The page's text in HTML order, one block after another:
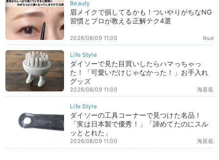
眉メイクで損してるかも！ついやりがちなNG
習慣とプロが教える正解テク4選
Ikue
2026/08/09 11:00
ダイソーで見た目買いしたらハマっちゃっ
た！「可愛いだけじゃなかった！」お手入れ
グッズ
海原藍
2026/08/09 11:00
ダイソーの工具コーナーで見つけた名品！
「実は日本製で優秀！」「諦めてたのにスル
ッととれた」
海原藍
2026/08/09 11:00